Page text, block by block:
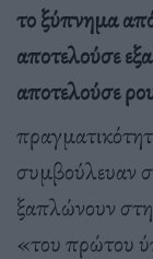
το ξύπνημα
αποτελούσε
αποτελούσε
συμβούλευαν
ξαπλώνουν στη
«του πρώτου